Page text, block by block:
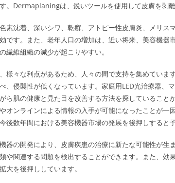
。Dermaplaningは、鋭いツールを使用して皮膚を剥離
素沈着、深いシワ、乾癬、アトピー性皮膚炎、メリ
です。また、老年人口の増加は、近い将来、美容機
繊維組織の減少が起こりやすい。
様々な利点があるため、人々の間で支持を集めてい
、侵襲性が低くなっています。家庭用LED光治療器、
ら肌の健康と見た目を改善する方法を探しているこ
オンラインによる情報の入手が可能になったことが
後数年間における美容機器市場の発展を後押しすると
器の開発により、皮膚疾患の治療に新たな可能性が生
や関連する問題を検出することができます。また、
大を後押ししています。